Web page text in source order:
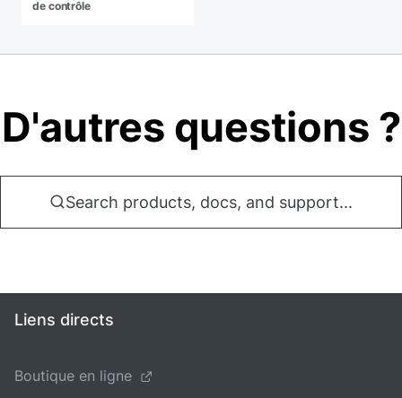
de contrôle
D'autres questions ?
Search products, docs, and support...
Liens directs
Boutique en ligne